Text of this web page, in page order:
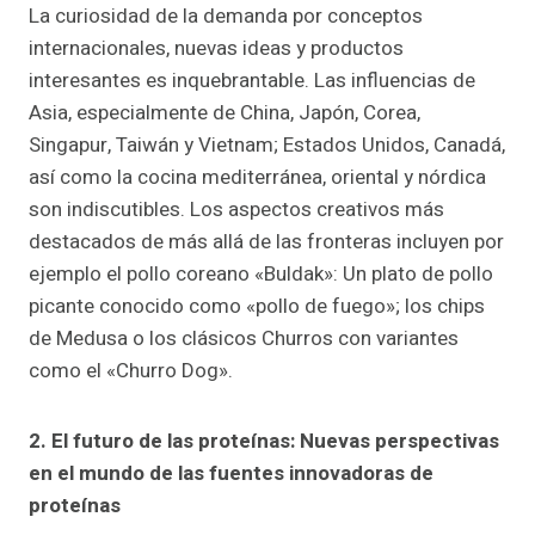
La curiosidad de la demanda por conceptos
internacionales, nuevas ideas y productos
interesantes es inquebrantable. Las influencias de
Asia, especialmente de China, Japón, Corea,
Singapur, Taiwán y Vietnam; Estados Unidos, Canadá,
así como la cocina mediterránea, oriental y nórdica
son indiscutibles. Los aspectos creativos más
destacados de más allá de las fronteras incluyen por
ejemplo el pollo coreano «Buldak»: Un plato de pollo
picante conocido como «pollo de fuego»; los chips
de Medusa o los clásicos Churros con variantes
como el «Churro Dog».
2. El futuro de las proteínas: Nuevas perspectivas
en el mundo de las fuentes innovadoras de
proteínas